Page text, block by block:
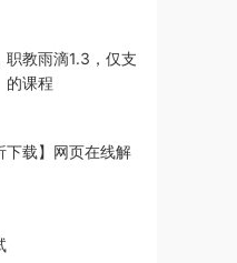
职教雨滴1.3，仅支
的课程
下载】网页在线解